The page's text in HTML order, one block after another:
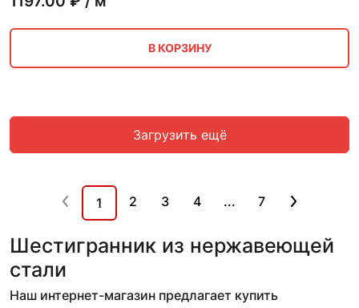
В КОРЗИНУ
Загрузить ещё
1 2 3 4 ... 7
Шестигранник из нержавеющей
стали
Наш интернет-магазин предлагает купить